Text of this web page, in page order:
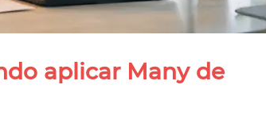
aplicar Many de